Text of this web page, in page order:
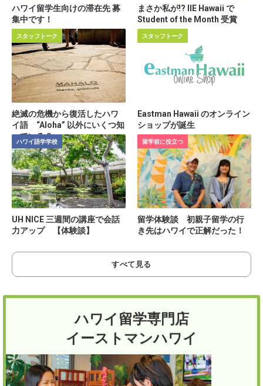
ハワイ留学生向けの滞在先 募
集中です！
まさか私が!? IIE Hawaii で
Student of the Month 受賞
スタッフトーク
絶滅の危機から復活したハワ
イ語 “Aloha” 以外にいくつ知
っている？
スタッフトーク
Eastman Hawaii のオンライン
ショップが誕生
ハワイ語学学校
UH NICE 三週間の講座で会話
力アップ 【体験談】
留学前に役立つ
留学体験談 初親子留学の行
き先はハワイで正解だった！
すべて見る
ハワイ留学専門店
イーストマンハワイ